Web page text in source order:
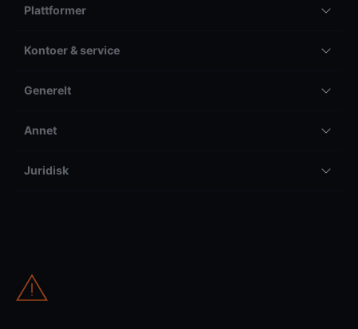
Plattformer
Kontoer & service
Generelt
Annet
Juridisk